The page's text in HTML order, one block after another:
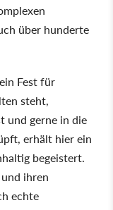
über hunderte
Fest für
steht,
und gerne in die
erhält hier ein
begeistert.
ihren
echte